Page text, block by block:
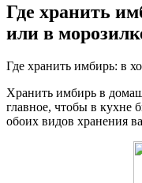
Где хранить
или в
Где хранить имбирь: в
Хранить имбирь в
главное, чтобы в кухне
обоих видов хранения